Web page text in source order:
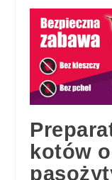
kotów